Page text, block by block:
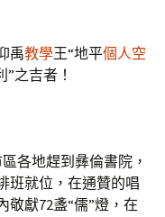
禹教學王“地平個人空
之吉者！
各地趕到彝倫書院，
班就位，在通贊的唱
敬獻72盞“儒”燈，在